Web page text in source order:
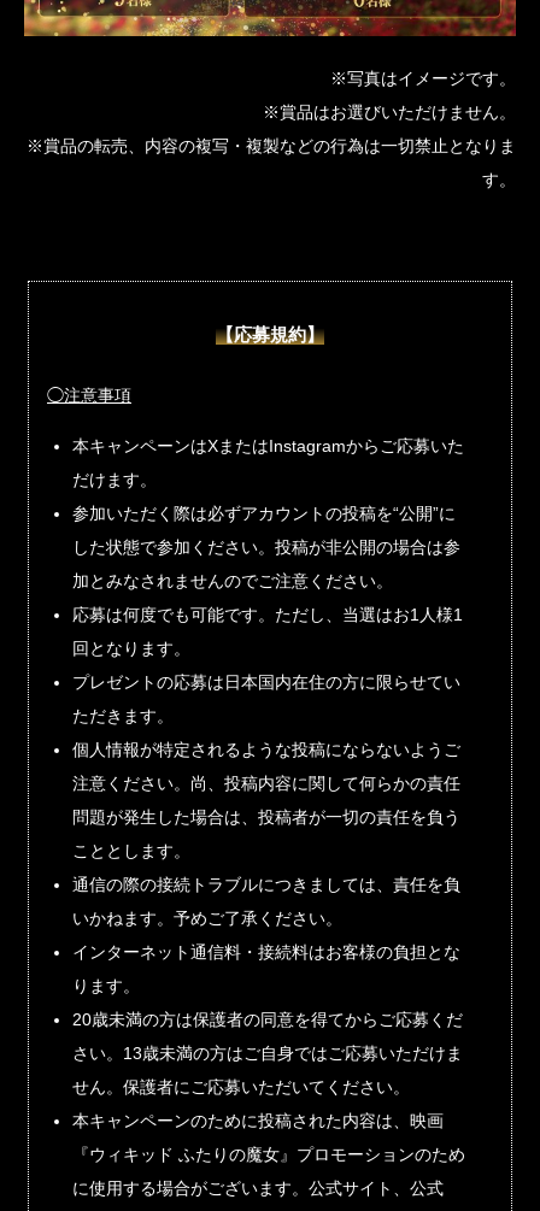
※写真はイメージです。
※賞品はお選びいただけません。
※賞品の転売、内容の複写・複製などの行為は一切禁止となりま
す。
【応募規約】
◯注意事項
本キャンペーンはXまたはInstagramからご応募いた
だけます。
参加いただく際は必ずアカウントの投稿を“公開”に
した状態で参加ください。投稿が非公開の場合は参
加とみなされませんのでご注意ください。
応募は何度でも可能です。ただし、当選はお1人様1
回となります。
プレゼントの応募は日本国内在住の方に限らせてい
ただきます。
個人情報が特定されるような投稿にならないようご
注意ください。尚、投稿内容に関して何らかの責任
問題が発生した場合は、投稿者が一切の責任を負う
こととします。
通信の際の接続トラブルにつきましては、責任を負
いかねます。予めご了承ください。
インターネット通信料・接続料はお客様の負担とな
ります。
20歳未満の方は保護者の同意を得てからご応募くだ
さい。13歳未満の方はご自身ではご応募いただけま
せん。保護者にご応募いただいてください。
本キャンペーンのために投稿された内容は、映画
『ウィキッド ふたりの魔女』プロモーションのため
に使用する場合がございます。公式サイト、公式